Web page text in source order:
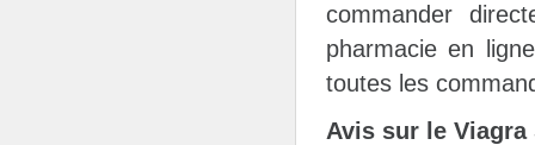
commander
pharmacie en
toutes les
Avis sur le Viagra